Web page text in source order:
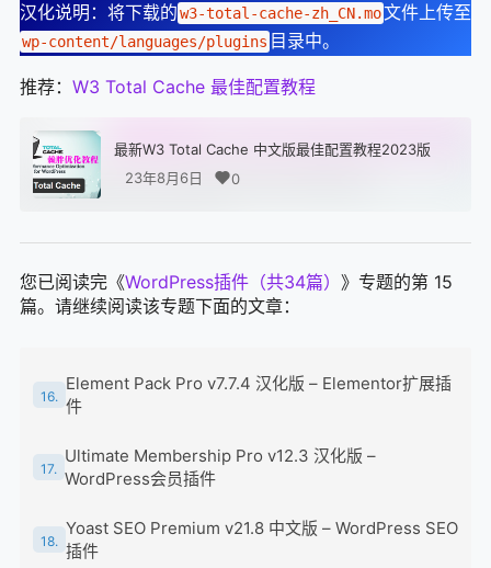
汉化说明：将下载的w3-total-cache-zh_CN.mo文件上传至
wp-content/languages/plugins 目录中。
推荐： W3 Total Cache 最佳配置教程
最新W3 Total Cache 中文版最佳配置教程2023版
23年8月6日
0
您已阅读完《WordPress插件（共34篇） 》专题的第 15
篇。请继续阅读该专题下面的文章：
16.
Element Pack Pro v7.7.4 汉化版 – Elementor扩展插
件
17.
Ultimate Membership Pro v12.3 汉化版 –
WordPress会员插件
18.
Yoast SEO Premium v​​21.8 中文版 – WordPress SEO
插件